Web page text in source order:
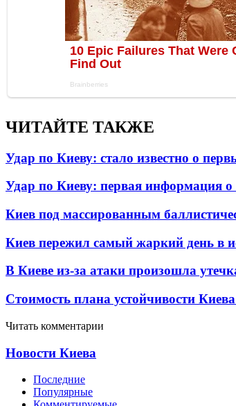
ЧИТАЙТЕ ТАКЖЕ
Удар по Киеву: стало известно о
Удар по Киеву: первая информация о
Киев под массированным
Киев пережил самый жаркий день в
В Киеве из-за атаки произошла
Стоимость плана устойчивости
Читать комментарии
Новости Киева
Последние
Популярные